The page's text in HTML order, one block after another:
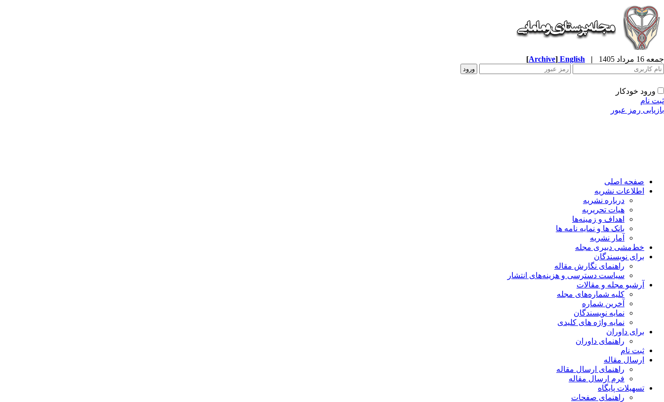
جمعه 16 مرداد 1405 |
English
[Archive]
ورود خودکار
ثبت نام
بازیابی رمز عبور
صفحه اصلی
اطلاعات نشریه
درباره نشریه
هیات تحریریه
اهداف و زمینه‌ها
بانک ها و نمایه نامه ها
آمار نشریه
خط‌مشی دبیری مجله
برای نویسندگان
راهنمای نگارش مقاله
سیاست دسترسی و هزینه‌های انتشار
آرشیو مجله و مقالات
کلیه شماره‌های مجله
آخرین شماره
نمایه نویسندگان
نمایه واژه های کلیدی
برای داوران
راهنمای داوران
ثبت نام
ارسال مقاله
راهنمای ارسال مقاله
فرم ارسال مقاله
تسهیلات پایگاه
راهنمای صفحات